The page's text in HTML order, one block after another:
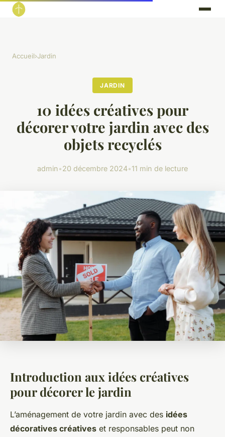
Accueil›Jardin
JARDIN
10 idées créatives pour
décorer votre jardin avec des
objets recyclés
admin•20 décembre 2024•11 min de lecture
Introduction aux idées créatives
pour décorer le jardin
L’aménagement de votre jardin avec des idées
décoratives créatives et responsables peut non